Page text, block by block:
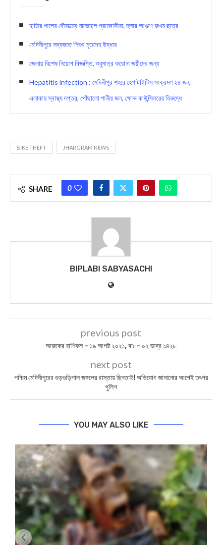
হাতির পালের দৌরাত্ম্যে নাজেহাল গ্রামবাসীরা, হুলার আগুণে জখম ছাত্র
মেদিনীপুরে সদ্যজাত শিশুর মৃতদেহ উদ্ধার
জেলায় বিশেষ নিয়োগ বিজ্ঞপ্তি, শুধুমাত্র করোনা জয়ীদের জন্য
Hepatitis infection : মেদিনীপুর শহরে হেপাটাইটিস সংক্রমণ ২৪ জন,
এলাকায় স্বাস্থ্য দপ্তর, পৌঁছালো পানীয় জল, ক্ষোভ কাউন্সিলরের বিরুদ্ধে
BIKE THEFT JHARGRAM NEWS
SHARE 0
BIPLABI SABYASACHI
previous post
আজকের রাশিফল – ১৯ আগষ্ট ২০২১, বাঃ – ০২ ভাদ্র ১৪২৮
next post
পশ্চিম মেদিনীপুরের গুড়গুড়িপাল জঙ্গলের রাস্তায় ছিনতাই! অভিযোগ জানানোর আগেই তৎপর
পুলিশ
YOU MAY ALSO LIKE